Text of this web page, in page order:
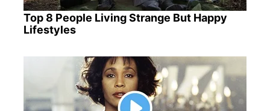
Top 8 People Living Strange But Happy
Lifestyles